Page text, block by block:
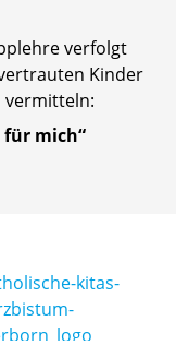
verfolgt
Kinder
vermitteln:
mich“